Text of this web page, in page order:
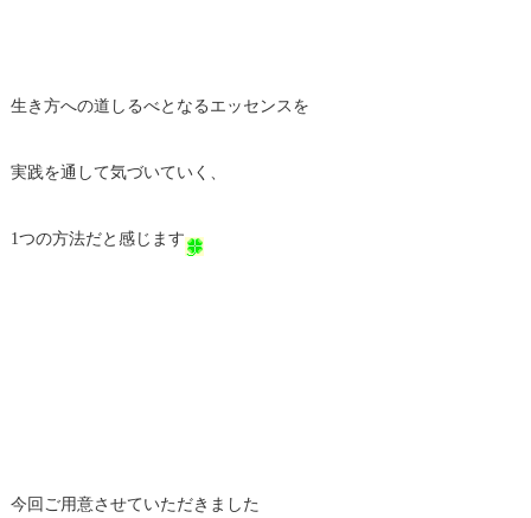
生き方への道しるべとなるエッセンスを
実践を通して気づいていく、
1つの方法だと感じます
今回ご用意させていただきました